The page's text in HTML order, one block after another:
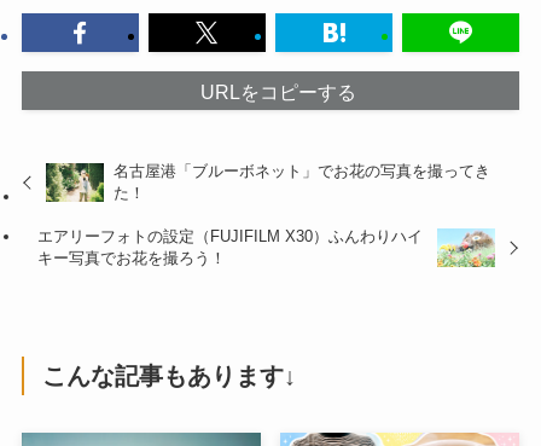
URLをコピーする
名古屋港「ブルーボネット」でお花の写真を撮ってき
た！
エアリーフォトの設定（FUJIFILM X30）ふんわりハイ
キー写真でお花を撮ろう！
こんな記事もあります↓